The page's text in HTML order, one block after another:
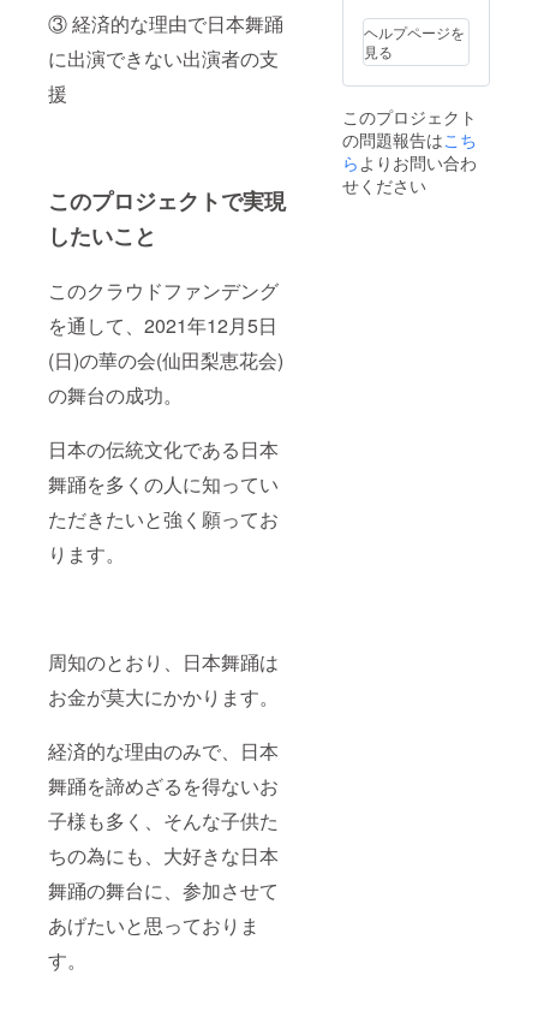
③ 経済的な理由で日本舞踊
に出演できない出演者の支
援
このプロジェクトで実現
したいこと
このクラウドファンデング
を通して、2021年12月5日
(日)の華の会(仙田梨恵花会)
の舞台の成功。
日本の伝統文化である日本
舞踊を多くの人に知ってい
ただきたいと強く願ってお
ります。
周知のとおり、日本舞踊は
お金が莫大にかかります。
経済的な理由のみで、日本
舞踊を諦めざるを得ないお
子様も多く、そんな子供た
ちの為にも、大好きな日本
舞踊の舞台に、参加させて
あげたいと思っておりま
す。
ヘルプページを
見る
このプロジェクト
の問題報告はこち
ら よりお問い合わ
せください